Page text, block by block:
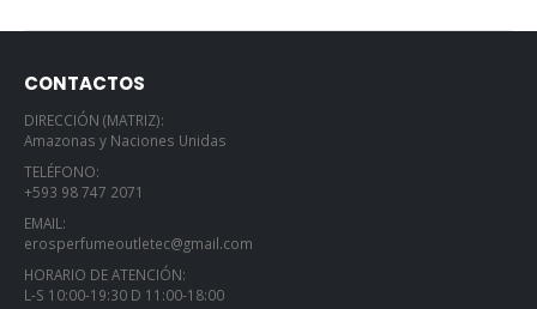
CONTACTOS
DIRECCIÓN (MATRIZ):
Amazonas y Naciones Unidas
TELÉFONO:
+593 98 747 2071
EMAIL:
erosperfumeoutletec@gmail.com
HORARIO DE ATENCIÓN:
L-S 10:00-19:30 D 11:00-18:00